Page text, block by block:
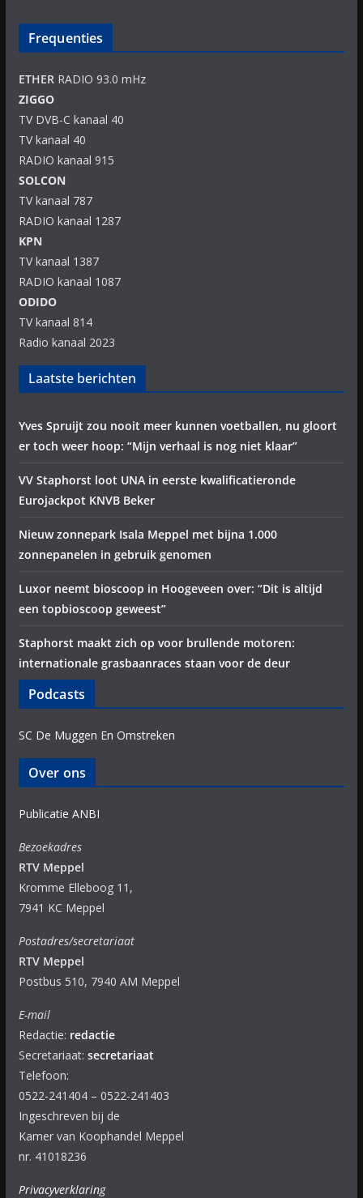
Frequenties
ETHERRADIO 93.0 mHz
ZIGGO
TV DVB-C kanaal 40
TV kanaal 40
RADIO kanaal 915
SOLCON
TV kanaal 787
RADIO kanaal 1287
KPN
TV kanaal 1387
RADIO kanaal 1087
ODIDO
TV kanaal 814
Radio kanaal 2023
Laatste berichten
Yves Spruijt zou nooit meer kunnen voetballen, nu gloort
er toch weer hoop: “Mijn verhaal is nog niet klaar”
VV Staphorst loot UNA in eerste kwalificatieronde
Eurojackpot KNVB Beker
Nieuw zonnepark Isala Meppel met bijna 1.000
zonnepanelen in gebruik genomen
Luxor neemt bioscoop in Hoogeveen over: “Dit is altijd
een topbioscoop geweest”
Staphorst maakt zich op voor brullende motoren:
internationale grasbaanraces staan voor de deur
Podcasts
SC De Muggen En Omstreken
Over ons
Publicatie ANBI
Bezoekadres
RTV Meppel
Kromme Elleboog 11,
7941 KC Meppel
Postadres/secretariaat
RTV Meppel
Postbus 510, 7940 AM Meppel
E-mail
Redactie: redactie
Secretariaat: secretariaat
Telefoon:
0522-241404 – 0522-241403
Ingeschreven bij de
Kamer van Koophandel Meppel
nr. 41018236
Privacyverklaring